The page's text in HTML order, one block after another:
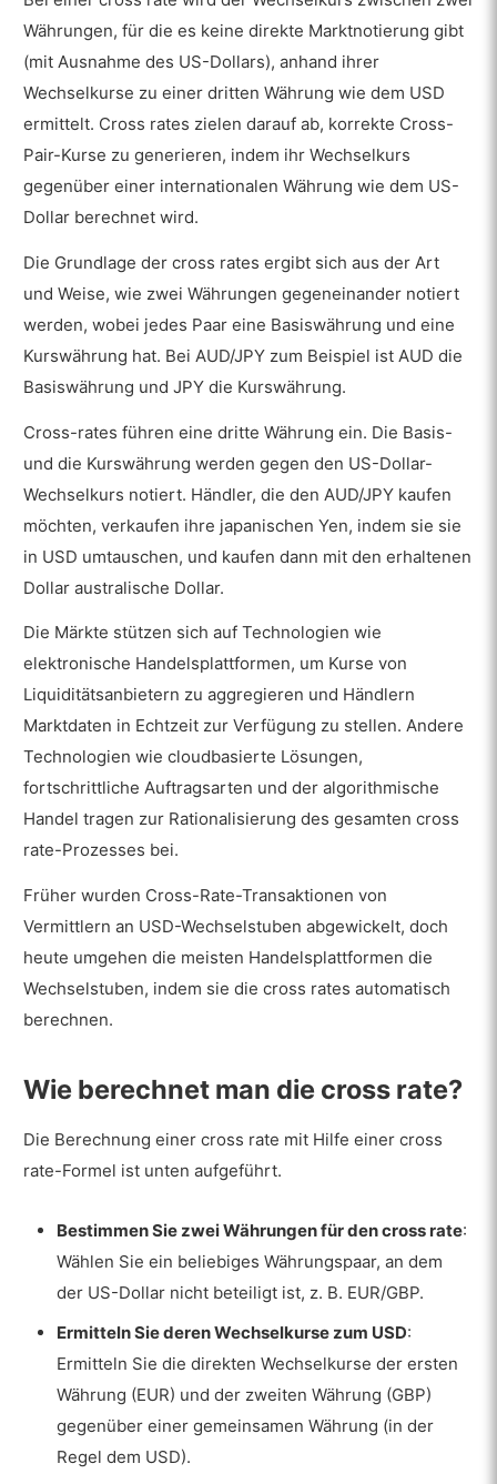
Währungen, für die es keine direkte Marktnotierung gibt
(mit Ausnahme des US-Dollars), anhand ihrer
Wechselkurse zu einer dritten Währung wie dem USD
ermittelt. Cross rates zielen darauf ab, korrekte Cross-
Pair-Kurse zu generieren, indem ihr Wechselkurs
gegenüber einer internationalen Währung wie dem US-
Dollar berechnet wird.
Die Grundlage der cross rates ergibt sich aus der Art
und Weise, wie zwei Währungen gegeneinander notiert
werden, wobei jedes Paar eine Basiswährung und eine
Kurswährung hat. Bei AUD/JPY zum Beispiel ist AUD die
Basiswährung und JPY die Kurswährung.
Cross-rates führen eine dritte Währung ein. Die Basis-
und die Kurswährung werden gegen den US-Dollar-
Wechselkurs notiert. Händler, die den AUD/JPY kaufen
möchten, verkaufen ihre japanischen Yen, indem sie sie
in USD umtauschen, und kaufen dann mit den erhaltenen
Dollar australische Dollar.
Die Märkte stützen sich auf Technologien wie
elektronische Handelsplattformen, um Kurse von
Liquiditätsanbietern zu aggregieren und Händlern
Marktdaten in Echtzeit zur Verfügung zu stellen. Andere
Technologien wie cloudbasierte Lösungen,
fortschrittliche Auftragsarten und der algorithmische
Handel tragen zur Rationalisierung des gesamten cross
rate-Prozesses bei.
Früher wurden Cross-Rate-Transaktionen von
Vermittlern an USD-Wechselstuben abgewickelt, doch
heute umgehen die meisten Handelsplattformen die
Wechselstuben, indem sie die cross rates automatisch
berechnen.
Wie berechnet man die cross rate?
Die Berechnung einer cross rate mit Hilfe einer cross
rate-Formel ist unten aufgeführt.
Bestimmen Sie zwei Währungen für den cross rate:
Wählen Sie ein beliebiges Währungspaar, an dem
der US-Dollar nicht beteiligt ist, z. B. EUR/GBP.
Ermitteln Sie deren Wechselkurse zum USD:
Ermitteln Sie die direkten Wechselkurse der ersten
Währung (EUR) und der zweiten Währung (GBP)
gegenüber einer gemeinsamen Währung (in der
Regel dem USD).